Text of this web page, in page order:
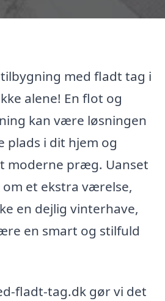
med fladt tag i
alene! En flot og
kan være løsningen
plads i dit hjem og
moderne præg. Uanset
et ekstra værelse,
en dejlig vinterhave,
en smart og stilfuld
fladt-tag.dk gør vi det